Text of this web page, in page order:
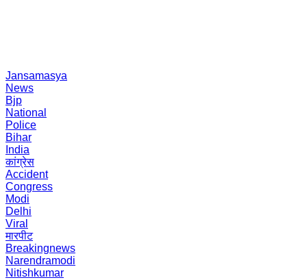
Jansamasya
News
Bjp
National
Police
Bihar
India
कांग्रेस
Accident
Congress
Modi
Delhi
Viral
मारपीट
Breakingnews
Narendramodi
Nitishkumar